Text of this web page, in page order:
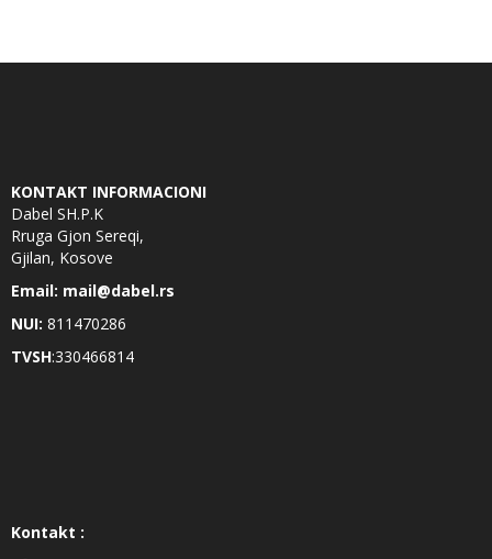
KONTAKT INFORMACIONI
Dabel SH.P.K
Rruga Gjon Sereqi,
Gjilan, Kosove
Email: mail@dabel.rs
NUI: 811470286
TVSH:330466814
Kontakt :